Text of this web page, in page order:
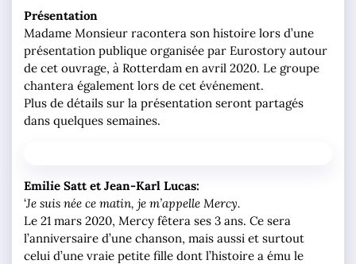
Présentation
Madame Monsieur racontera son histoire lors d’une
présentation publique organisée par Eurostory autour
de cet ouvrage, à Rotterdam en avril 2020. Le groupe
chantera également lors de cet événement.
Plus de détails sur la présentation seront partagés
dans quelques semaines.
Emilie Satt et Jean-Karl Lucas:
‘Je suis née ce matin, je m’appelle Mercy.
Le 21 mars 2020, Mercy fêtera ses 3 ans. Ce sera
l’anniversaire d’une chanson, mais aussi et surtout
celui d’une vraie petite fille dont l’histoire a ému le